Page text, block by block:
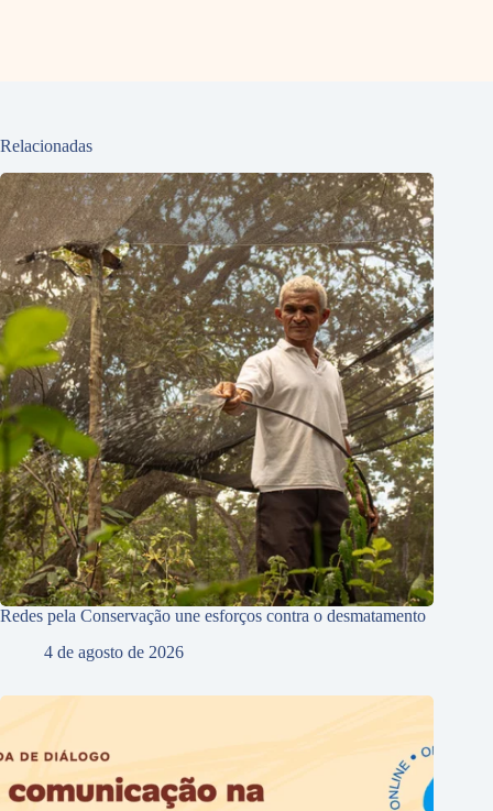
Relacionadas
Redes pela Conservação une esforços contra o desmatamento
4 de agosto de 2026